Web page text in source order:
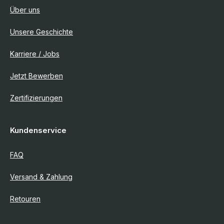
Über uns
Unsere Geschichte
Karriere / Jobs
Jetzt Bewerben
Zertifizierungen
Kundenservice
FAQ
Versand & Zahlung
Retouren